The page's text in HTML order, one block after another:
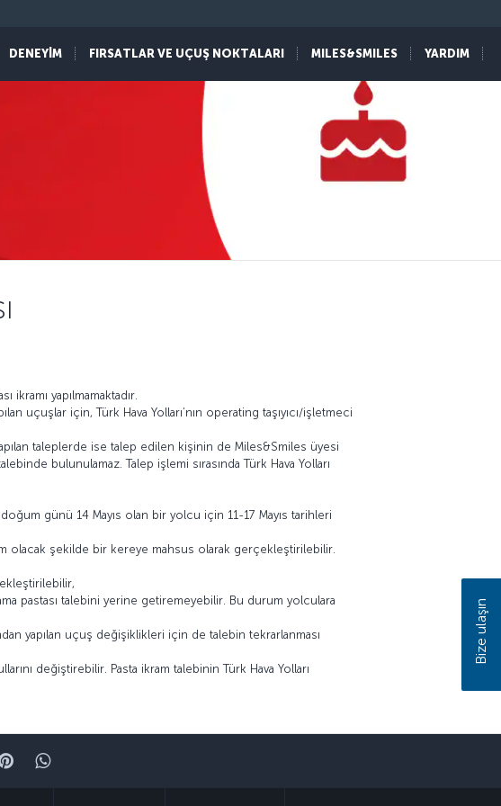
DENEYİM FIRSATLAR VE UÇUŞ NOKTALARI MILES&SMILES YARDIM
ikramı yapılmamaktadır.
uçuşlar için, Türk Hava Yolları’nın operating taşıyıcı/işletmeci
taleplerde ise talep edilen kişinin de Miles&Smiles üyesi
bulunulamaz. Talep işlemi sırasında Türk Hava Yolları
günü 14 Mayıs olan bir yolcu için 11-17 Mayıs tarihleri
olacak şekilde bir kereye mahsus olarak gerçekleştirilebilir.
pastası talebini yerine getiremeyebilir. Bu durum yolculara
yapılan uçuş değişiklikleri için de talebin tekrarlanması
değiştirebilir. Pasta ikram talebinin Türk Hava Yolları
PinterestWhatsapp
Bize ulaşın